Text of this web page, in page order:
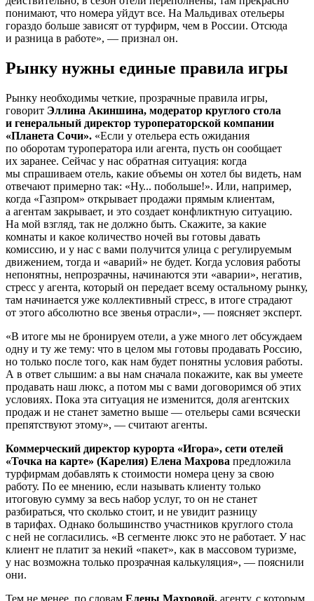
понимают, что номера уйдут все. На Мальдивах отельеры
гораздо больше зависят от турфирм, чем в России. Отсюда
и разница в работе», — признал он.
Рынку нужны единые правила игры
Рынку необходимы четкие, прозрачные правила игры,
говорит Эллина Акиншина, модератор круглого стола
и генеральный директор туроператорской компании
«Планета Сочи». «Если у отельера есть ожидания
по оборотам туроператора или агента, пусть он сообщает
их заранее. Сейчас у нас обратная ситуация: когда
мы спрашиваем отель, какие объемы он хотел бы видеть, нам
отвечают примерно так: «Ну... побольше!». Или, например,
когда «Газпром» открывает продажи прямым клиентам,
а агентам закрывает, и это создает конфликтную ситуацию.
На мой взгляд, так не должно быть. Скажите, за какие
комнаты и какое количество ночей вы готовы давать
комиссию, и у нас с вами получится улица с регулируемым
движением, тогда и «аварий» не будет. Когда условия работы
непонятны, непрозрачны, начинаются эти «аварии», негатив,
стресс у агента, который он передает всему остальному рынку,
там начинается уже коллективный стресс, в итоге страдают
от этого абсолютно все звенья отрасли», — поясняет эксперт.
«В итоге мы не бронируем отели, а уже много лет обсуждаем
одну и ту же тему: что в целом мы готовы продавать Россию,
но только после того, как нам будет понятны условия работы.
А в ответ слышим: а вы нам сначала покажите, как вы умеете
продавать наш люкс, а потом мы с вами договоримся об этих
условиях. Пока эта ситуация не изменится, доля агентских
продаж и не станет заметно выше — отельеры сами всячески
препятствуют этому», — считают агенты.
Коммерческий директор курорта «Игора», сети отелей
«Точка на карте» (Карелия) Елена Махрова предложила
турфирмам добавлять к стоимости номера цену за свою
работу. По ее мнению, если называть клиенту только
итоговую сумму за весь набор услуг, то он не станет
разбираться, что сколько стоит, и не увидит разницу
в тарифах. Однако большинство участников круглого стола
с ней не согласились. «В сегменте люкс это не работает. У нас
клиент не платит за некий «пакет», как в массовом туризме,
у нас возможна только прозрачная калькуляция», — пояснили
они.
Тем не менее, по словам Елены Махровой, агенту, с которым